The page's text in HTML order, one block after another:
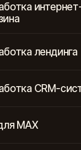
лендинга
CRM-
MAX